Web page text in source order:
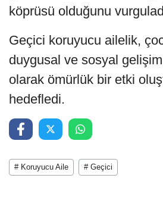
köprüsü olduğunu
Geçici koruyucu ailelik,
duygusal ve sosyal
olarak ömürlük bir etki
hedefledi.
# Koruyucu Aile # Geçici